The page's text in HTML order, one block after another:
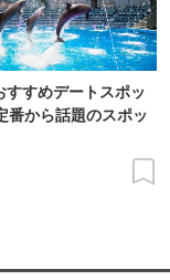
すすめデートスポッ
番から話題のスポッ